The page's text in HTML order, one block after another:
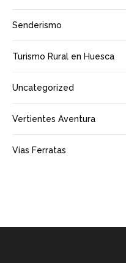
Senderismo
Turismo Rural en Huesca
Uncategorized
Vertientes Aventura
Vías Ferratas